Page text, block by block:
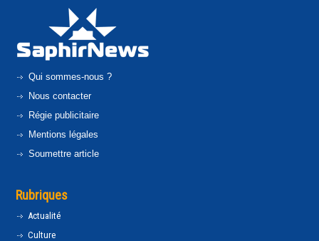
Qui sommes-nous ?
Nous contacter
Régie publicitaire
Mentions légales
Soumettre article
Rubriques
Actualité
Culture